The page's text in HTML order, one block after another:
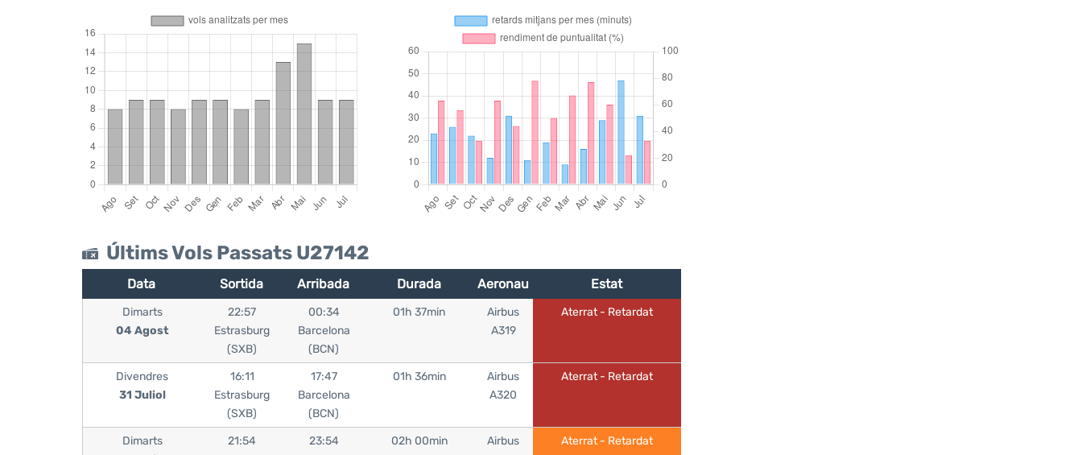
Últims Vols Passats U27142
Data Sortida Arribada Durada Aeronau Estat
Dimarts
04 Agost
22:57
Estrasburg
(SXB)
00:34
Barcelona
(BCN)
01h 37min
Airbus
A319
Aterrat - Retardat
Divendres
31 Juliol
16:11
Estrasburg
(SXB)
17:47
Barcelona
(BCN)
01h 36min
Airbus
A320
Aterrat - Retardat
Dimarts
21:54
23:54
02h 00min
Airbus
Aterrat - Retardat